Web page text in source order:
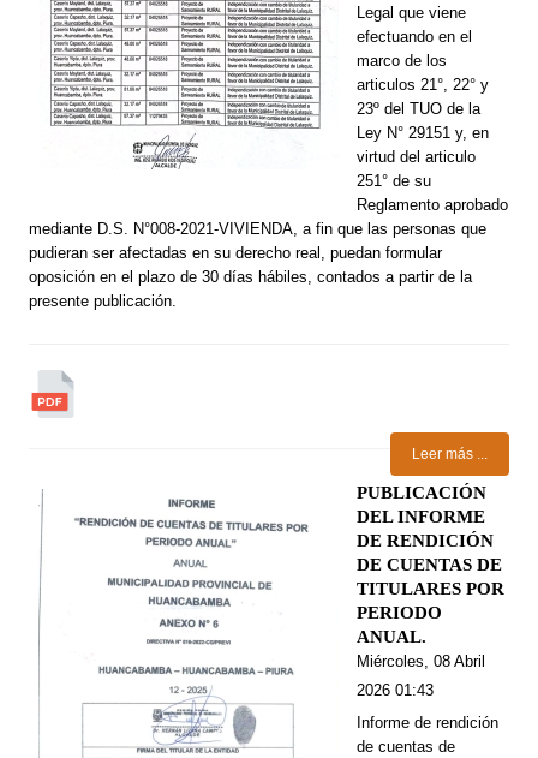
Legal que viene
efectuando en el
marco de los
articulos 21°, 22° y
23º del TUO de la
Ley N° 29151 y, en
virtud del articulo
251° de su
Reglamento aprobado
mediante D.S. N°008-2021-VIVIENDA, a fin que las personas que
pudieran ser afectadas en su derecho real, puedan formular
oposición en el plazo de 30 días hábiles, contados a partir de la
presente publicación.
Leer más ...
PUBLICACIÓN
DEL INFORME
DE RENDICIÓN
DE CUENTAS DE
TITULARES POR
PERIODO
ANUAL.
Miércoles, 08 Abril
2026 01:43
Informe de rendición
de cuentas de